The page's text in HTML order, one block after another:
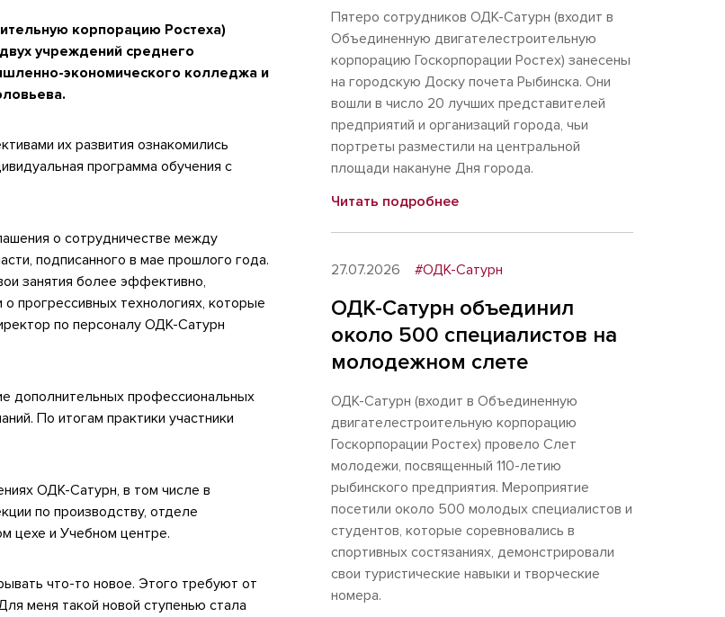
корпорацию Ростеха)
учреждений среднего
экономического колледжа и
их развития ознакомились
программа обучения c
о сотрудничестве между
подписанного в мае прошлого года.
занятия более эффективно,
прогрессивных технологиях, которые
по персоналу ОДК-Сатурн
дополнительных профессиональных
По итогам практики участники
ОДК-Сатурн, в том числе в
по производству, отделе
цехе и Учебном центре.
что-то новое. Этого требуют от
меня такой новой ступенью стала
Пятеро сотрудников ОДК-Сатурн (входит в
Объединенную двигателестроительную
корпорацию Госкорпорации Ростех) занесены
на городскую Доску почета Рыбинска. Они
вошли в число 20 лучших представителей
предприятий и организаций города, чьи
портреты разместили на центральной
площади накануне Дня города.
Читать подробнее
27.07.2026 #ОДК-Сатурн
ОДК-Сатурн объединил
около 500 специалистов на
молодежном слете
ОДК-Сатурн (входит в Объединенную
двигателестроительную корпорацию
Госкорпорации Ростех) провело Слет
молодежи, посвященный 110-летию
рыбинского предприятия. Мероприятие
посетили около 500 молодых специалистов и
студентов, которые соревновались в
спортивных состязаниях, демонстрировали
свои туристические навыки и творческие
номера.